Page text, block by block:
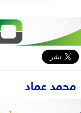
محمد عماد